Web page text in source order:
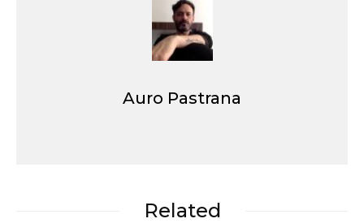
Auro Pastrana
Related